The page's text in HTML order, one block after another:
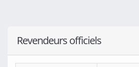
Revendeurs officiels